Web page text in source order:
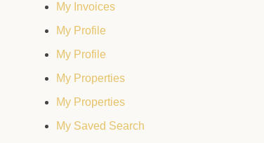
My Invoices
My Profile
My Profile
My Properties
My Properties
My Saved Search